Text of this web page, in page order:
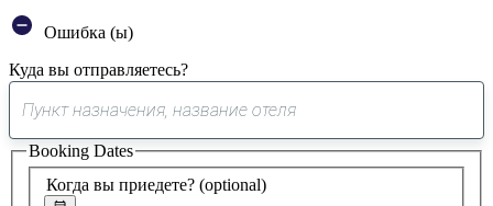
Ошибка (ы)
Куда вы отправляетесь?
0
предложение
найдено
Когда вы приедете? (optional)
Booking Dates